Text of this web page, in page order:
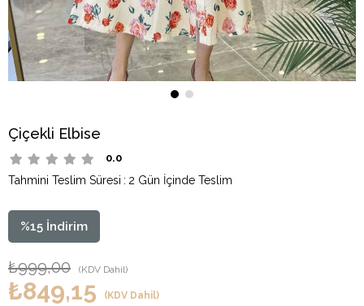
Çiçekli Elbise
0.0
Tahmini Teslim Süresi : 2 Gün İçinde Teslim
%15 İndirim
₺999,00 (KDV Dahil)
₺849,15 (KDV Dahil)